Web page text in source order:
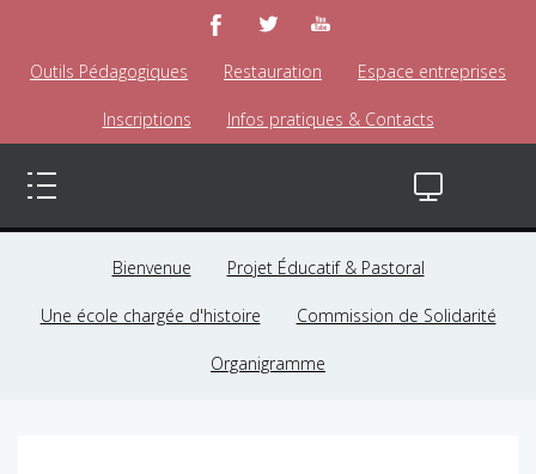
Outils Pédagogiques Restauration Espace entreprises
Inscriptions Infos pratiques & Contacts
Bienvenue Projet Éducatif & Pastoral
Une école chargée d'histoire Commission de Solidarité
Organigramme